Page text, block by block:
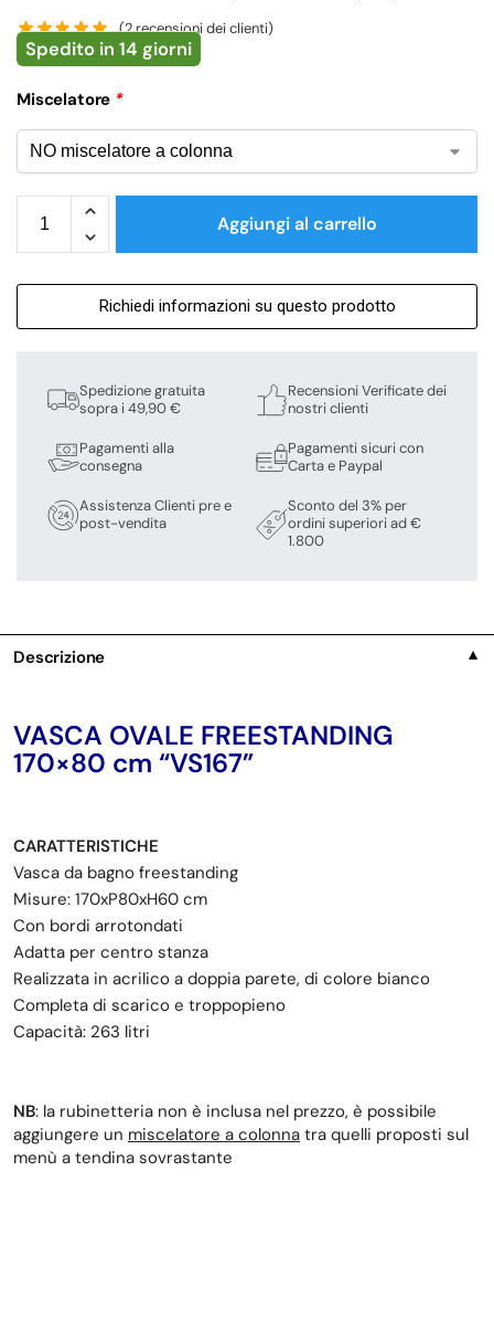
(2recensioni dei clienti)
Spedito in 14 giorni
Miscelatore *
Aggiungi al carrello
Richiedi informazioni su questo prodotto
Spedizione gratuita
sopra i 49,90 €
Pagamenti alla
consegna
Assistenza Clienti pre e
post-vendita
Recensioni Verificate dei
nostri clienti
Pagamenti sicuri con
Carta e Paypal
Sconto del 3% per
ordini superiori ad €
1.800
Descrizione ▼
VASCA OVALE FREESTANDING
170×80 cm “VS167”
CARATTERISTICHE
Vasca da bagno freestanding
Misure: 170xP80xH60 cm
Con bordi arrotondati
Adatta per centro stanza
Realizzata in acrilico a doppia parete, di colore bianco
Completa di scarico e troppopieno
Capacità: 263 litri
NB: la rubinetteria non è inclusa nel prezzo, è possibile
aggiungere un miscelatore a colonna tra quelli proposti sul
menù a tendina sovrastante